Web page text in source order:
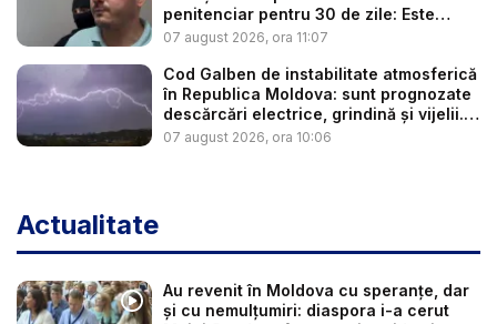
penitenciar pentru 30 de zile: Este
cerc...
07 august 2026, ora 11:07
Cod Galben de instabilitate atmosferică
în Republica Moldova: sunt prognozate
descărcări electrice, grindină și vijelii.
...
07 august 2026, ora 10:06
Actualitate
Au revenit în Moldova cu speranțe, dar
și cu nemulțumiri: diaspora i-a cerut